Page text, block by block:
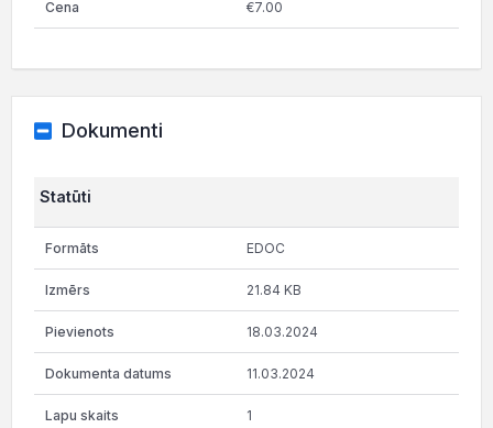
€7.00
Dokumenti
Statūti
EDOC
21.84 KB
18.03.2024
11.03.2024
1